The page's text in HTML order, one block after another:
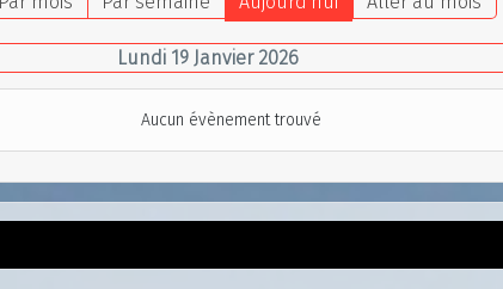
Lundi 19 Janvier 2026
Aucun évènement trouvé